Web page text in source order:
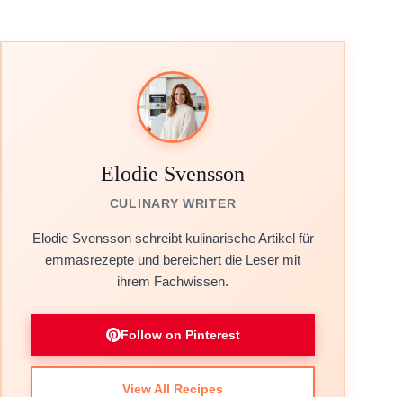
Elodie Svensson
CULINARY WRITER
Elodie Svensson schreibt kulinarische Artikel für
emmasrezepte und bereichert die Leser mit
ihrem Fachwissen.
Follow on Pinterest
View All Recipes